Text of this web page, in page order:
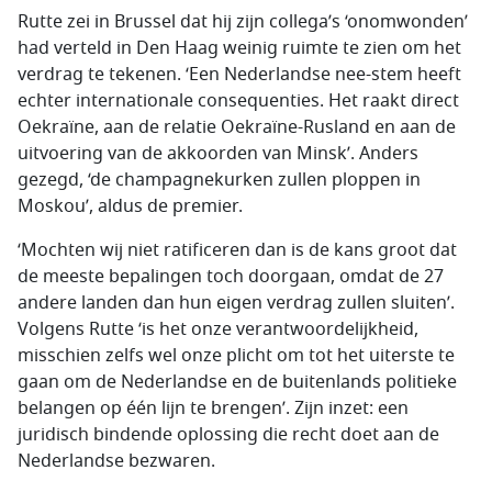
Rutte zei in Brussel dat hij zijn collega’s ‘onomwonden’
had verteld in Den Haag weinig ruimte te zien om het
verdrag te tekenen. ‘Een Nederlandse nee-stem heeft
echter internationale consequenties. Het raakt direct
Oekraïne, aan de relatie Oekraïne-Rusland en aan de
uitvoering van de akkoorden van Minsk’. Anders
gezegd, ‘de champagnekurken zullen ploppen in
Moskou’, aldus de premier.
‘Mochten wij niet ratificeren dan is de kans groot dat
de meeste bepalingen toch doorgaan, omdat de 27
andere landen dan hun eigen verdrag zullen sluiten’.
Volgens Rutte ‘is het onze verantwoordelijkheid,
misschien zelfs wel onze plicht om tot het uiterste te
gaan om de Nederlandse en de buitenlands politieke
belangen op één lijn te brengen’. Zijn inzet: een
juridisch bindende oplossing die recht doet aan de
Nederlandse bezwaren.